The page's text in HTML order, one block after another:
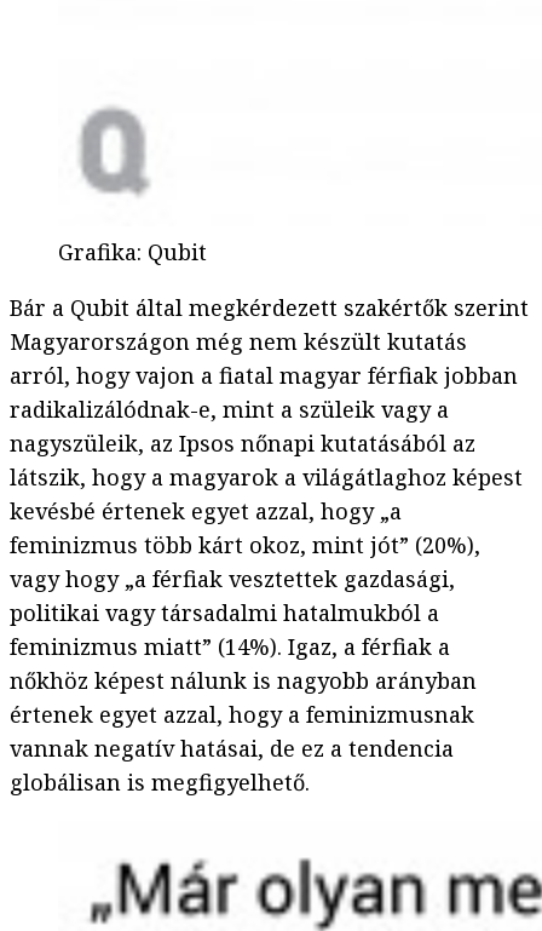
Grafika: Qubit
Bár a Qubit által megkérdezett szakértők szerint
Magyarországon még nem készült kutatás
arról, hogy vajon a fiatal magyar férfiak jobban
radikalizálódnak-e, mint a szüleik vagy a
nagyszüleik, az Ipsos nőnapi kutatásából az
látszik, hogy a magyarok a világátlaghoz képest
kevésbé értenek egyet azzal, hogy „a
feminizmus több kárt okoz, mint jót” (20%),
vagy hogy „a férfiak vesztettek gazdasági,
politikai vagy társadalmi hatalmukból a
feminizmus miatt” (14%). Igaz, a férfiak a
nőkhöz képest nálunk is nagyobb arányban
értenek egyet azzal, hogy a feminizmusnak
vannak negatív hatásai, de ez a tendencia
globálisan is megfigyelhető.